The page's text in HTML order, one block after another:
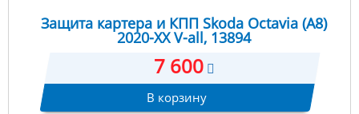
Защита картера и КПП Skoda Octavia (A8)
2020-XX V-all, 13894
7 600
В корзину